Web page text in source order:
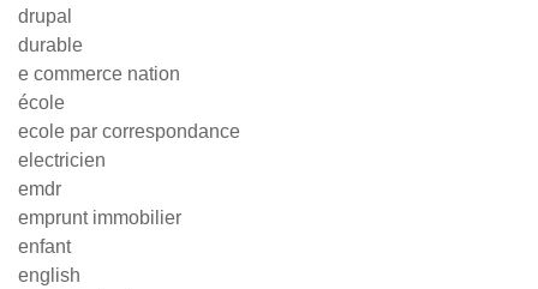
drupal
durable
e commerce nation
école
ecole par correspondance
electricien
emdr
emprunt immobilier
enfant
english